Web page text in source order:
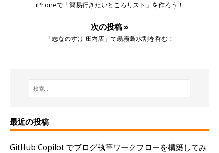
iPhoneで「簡易行きたいところリスト」を作ろう！
次の投稿 »
「志なのすけ 庄内店」で黒霧島水割を呑む！
最近の投稿
GitHub Copilot でブログ執筆ワークフローを構築してみ